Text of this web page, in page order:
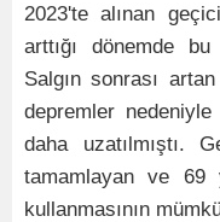
2023'te alınan
arttığı dönemde
Salgın sonrası
depremler
daha uzatılmıştı.
tamamlayan ve 69
kullanmasının